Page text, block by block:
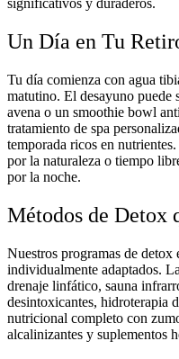
significativos y duraderos.
Un Día en Tu
Tu día comienza con agua
matutino. El desayuno puede
avena o un smoothie bowl
tratamiento de spa
temporada ricos en
por la naturaleza o tiempo
por la noche.
Métodos de Detox
Nuestros programas de detox
individualmente adaptados.
drenaje linfático, sauna
desintoxicantes, hidroterapia
nutricional completo con
alcalinizantes y suplementos